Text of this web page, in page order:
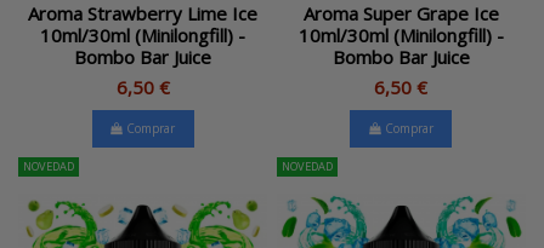
Aroma Strawberry Lime Ice
10ml/30ml (Minilongfill) -
Bombo Bar Juice
6,50 €
Comprar
Aroma Super Grape Ice
10ml/30ml (Minilongfill) -
Bombo Bar Juice
6,50 €
Comprar
NOVEDAD NOVEDAD